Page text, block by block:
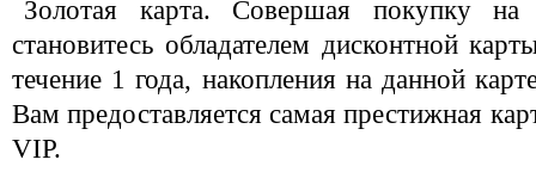
Золотая карта. Совершая покупку
становитесь обладателем дисконтной
течение 1 года, накопления на данной
Вам предоставляется самая престижная
VIP.